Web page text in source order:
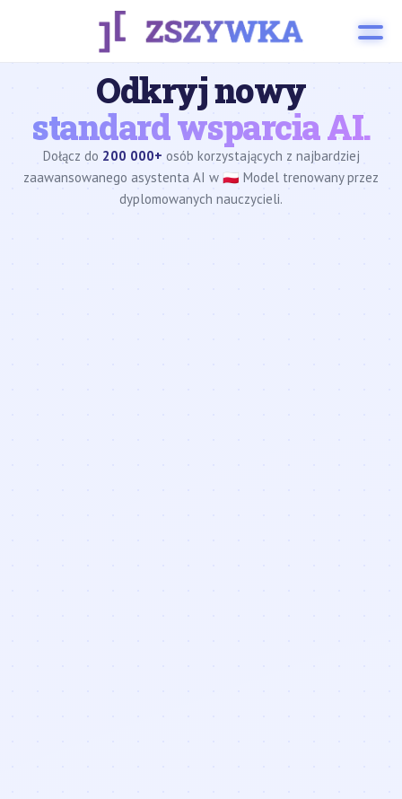
Odkryj nowy
standard wsparcia AI.
Dołącz do 200 000+ osób korzystających z najbardziej
zaawansowanego asystenta AI w 🇵🇱 Model trenowany przez
dyplomowanych nauczycieli.